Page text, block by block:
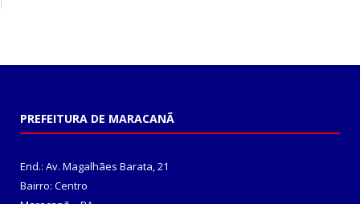
PREFEITURA DE MARACANÃ
End.: Av. Magalhães Barata, 21
Bairro: Centro